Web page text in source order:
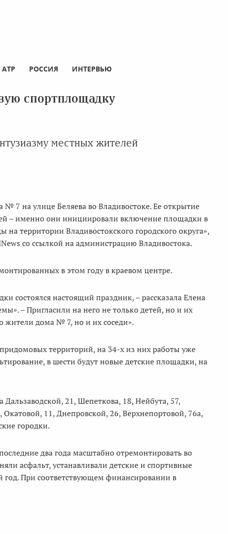
АТР РОССИЯ ИНТЕРВЬЮ
спортплощадку
местных жителей
7 на улице Беляева во Владивостоке. Ее открытие
– именно они инициировали включение площадки в
территории Владивостокского городского округа»,
со ссылкой на администрацию Владивостока.
в этом году в краевом центре.
состоялся настоящий праздник, – рассказала Елена
– Пригласили на него не только детей, но и их
жители дома № 7, но и их соседи».
территорий, на 34-х из них работы уже
в шести будут новые детские площадки, на
21, Шепеткова, 18, Нейбута, 57,
11, Днепровской, 26, Верхнепортовой, 76а,
городки.
два года масштабно отремонтировать во
асфальт, устанавливали детские и спортивные
При соответствующем финансировании в